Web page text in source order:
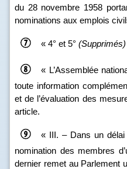
du 28 novembre 1958
nominations aux emplois
« 4° et 5° (Supprimés)
« L’Assemblée
toute information
et de l’évaluation des
article.
« III. – Dans un
nomination des membres
dernier remet au Parlement